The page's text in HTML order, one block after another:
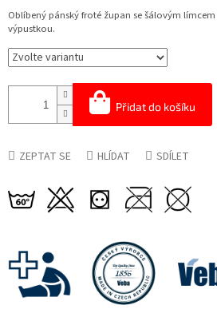
cena:
Přidat do košíku
Oblíbený pánský froté župan se šálovým
výpustkou.
ZEPTAT SE HLÍDAT SDÍLET